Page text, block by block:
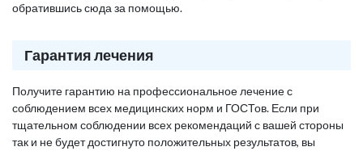
обратившись сюда за помощью.
Гарантия лечения
Получите гарантию на профессиональное лечение с
соблюдением всех медицинских норм и ГОСТов. Если при
тщательном соблюдении всех рекомендаций с вашей стороны
так и не будет достигнуто положительных результатов, вы